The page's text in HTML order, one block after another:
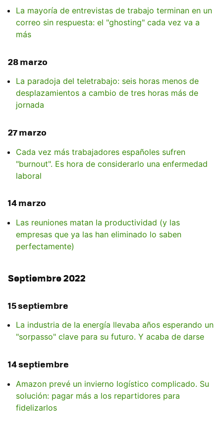
La mayoría de entrevistas de trabajo terminan en un
correo sin respuesta: el "ghosting" cada vez va a
más
28 marzo
La paradoja del teletrabajo: seis horas menos de
desplazamientos a cambio de tres horas más de
jornada
27 marzo
Cada vez más trabajadores españoles sufren
"burnout". Es hora de considerarlo una enfermedad
laboral
14 marzo
Las reuniones matan la productividad (y las
empresas que ya las han eliminado lo saben
perfectamente)
Septiembre 2022
15 septiembre
La industria de la energía llevaba años esperando un
"sorpasso" clave para su futuro. Y acaba de darse
14 septiembre
Amazon prevé un invierno logístico complicado. Su
solución: pagar más a los repartidores para
fidelizarlos